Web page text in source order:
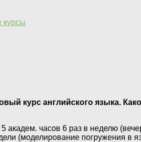
курсы
курс английского языка.
академ. часов 6 раз в неделю
(моделирование погружения в